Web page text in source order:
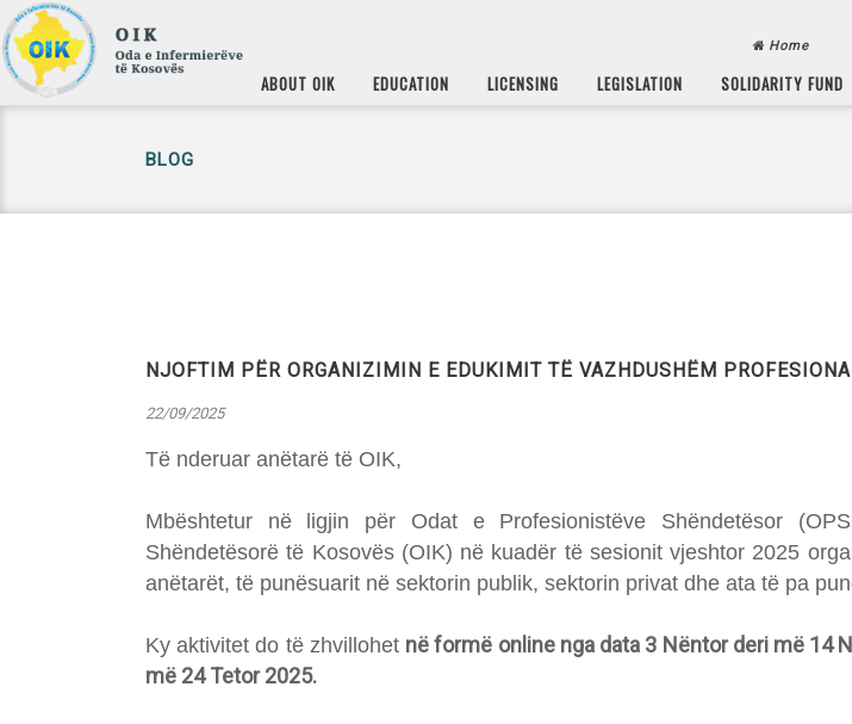
Home
ABOUT OIK EDUCATION LICENSING LEGISLATION SOLIDARITY FUND
BLOG
NJOFTIM PËR ORGANIZIMIN E EDUKIMIT TË VAZHDUSHËM
22/09/2025
Të nderuar anëtarë të OIK,
Mbështetur në ligjin për Odat e Profesionistëve Shëndetësor
Shëndetësorë të Kosovës (OIK) në kuadër të sesionit vjeshtor 2025
anëtarët, të punësuarit në sektorin publik, sektorin privat dhe ata të pa
Ky aktivitet do të zhvillohet në formë online nga data 3 Nëntor deri më 14
më 24 Tetor 2025.